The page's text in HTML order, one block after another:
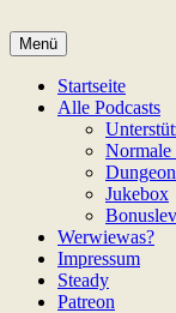
Inhalt
springen
Game Not Over
Menü
Startseite
Alle Podcasts
Normale
Jukebox
Werwiewas?
Impressum
Steady
Patreon